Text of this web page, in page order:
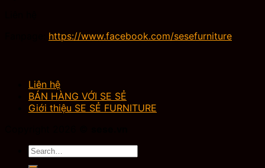
https://www.facebook.com/sesefurniture
Liên hệ
BÁN HÀNG VỚI SE SẺ
Giới thiệu SE SẺ FURNITURE
Search
for: